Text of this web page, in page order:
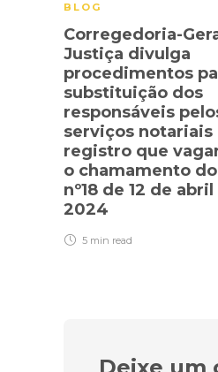
BLOG
Corregedoria-
Justiça divulga
procedimentos
substituição dos
responsáveis
serviços notariais
registro que
o chamamento
nº18 de 12 de
2024
5 min read